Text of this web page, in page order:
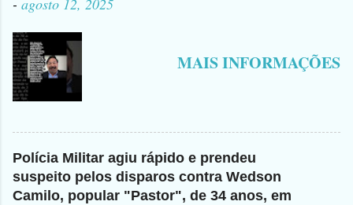
- agosto 12, 2025
MAIS INFORMAÇÕES
Polícia Militar agiu rápido e prendeu
suspeito pelos disparos contra Wedson
Camilo, popular "Pastor", de 34 anos, em